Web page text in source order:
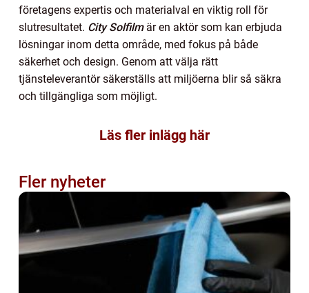
företagens expertis och materialval en viktig roll för
slutresultatet. City Solfilmär en aktör som kan erbjuda
lösningar inom detta område, med fokus på både
säkerhet och design. Genom att välja rätt
tjänsteleverantör säkerställs att miljöerna blir så säkra
och tillgängliga som möjligt.
Läs fler inlägg här
Fler nyheter